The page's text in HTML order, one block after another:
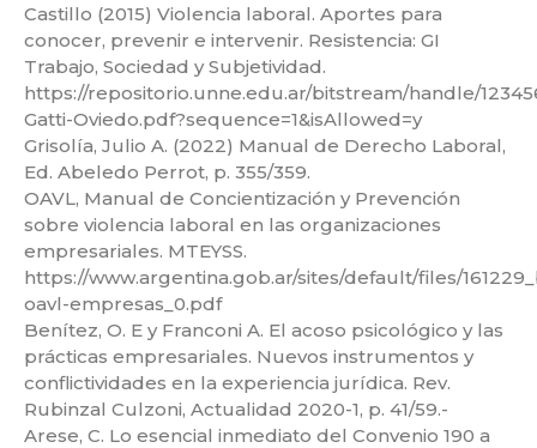
Castillo (2015) Violencia laboral. Aportes para
conocer, prevenir e intervenir. Resistencia: GI
Trabajo, Sociedad y Subjetividad.
https://repositorio.unne.edu.ar/bitstream/handle/
Gatti-Oviedo.pdf?sequence=1&isAllowed=y
Grisolía, Julio A. (2022) Manual de Derecho Laboral,
Ed. Abeledo Perrot, p. 355/359.
OAVL, Manual de Concientización y Prevención
sobre violencia laboral en las organizaciones
empresariales. MTEYSS.
https://www.argentina.gob.ar/sites/default/files/
oavl-empresas_0.pdf
Benítez, O. E y Franconi A. El acoso psicológico y las
prácticas empresariales. Nuevos instrumentos y
conflictividades en la experiencia jurídica. Rev.
Rubinzal Culzoni, Actualidad 2020-1, p. 41/59.-
Arese, C. Lo esencial inmediato del Convenio 190 a